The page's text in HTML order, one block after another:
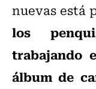
nuevas está
los
trabajando
álbum de